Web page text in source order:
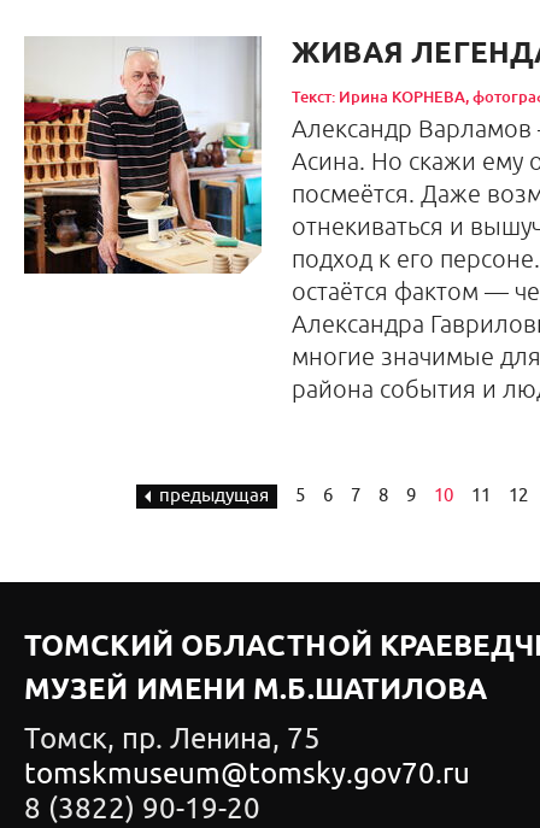
ЖИВАЯ
Текст: Ирина КОРНЕВА,
Александр
Асина. Но скажи ему
посмеётся. Даже
отнекиваться и
подход к его
остаётся фактом —
Александра
многие значимые
района события и
предыдущая 5 6 7 8 9 10 11 12
ТОМСКИЙ ОБЛАСТНОЙ
МУЗЕЙ ИМЕНИ М.Б.ШАТИЛОВА
Томск, пр. Ленина, 75
tomskmuseum@tomsky.gov70.ru
8 (3822) 90-19-20